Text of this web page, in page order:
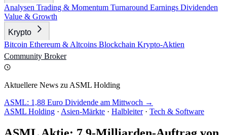
Analysen Trading & Momentum Turnaround Earnings Dividenden
Value & Growth
Krypto
Bitcoin Ethereum & Altcoins Blockchain Krypto-Aktien
Community Broker
Aktuellere News zu ASML Holding
ASML: 1,88 Euro Dividende am Mittwoch →
ASML Holding · Asien-Märkte · Halbleiter · Tech & Software